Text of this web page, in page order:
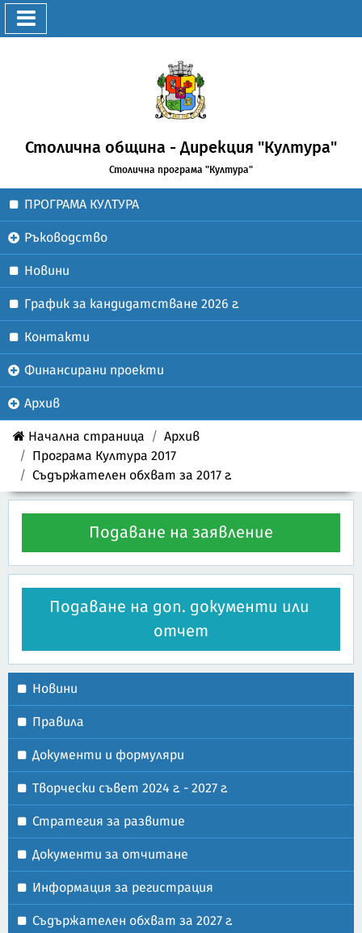
Столична община - Дирекция "Култура"
Столична програма "Култура"
ПРОГРАМА КУЛТУРА
Ръководство
Новини
График за кандидатстване 2026 г.
Контакти
Финансирани проекти
Архив
Начална страница
Архив
Програма Култура 2017
Съдържателен обхват за 2017 г.
Подаване на заявление
Подаване на доп. документи или
отчет
Новини
Правила
Документи и формуляри
Творчески съвет 2024 г. - 2027 г.
Стратегия за развитие
Документи за отчитане
Информация за регистрация
Съдържателен обхват за 2027 г.